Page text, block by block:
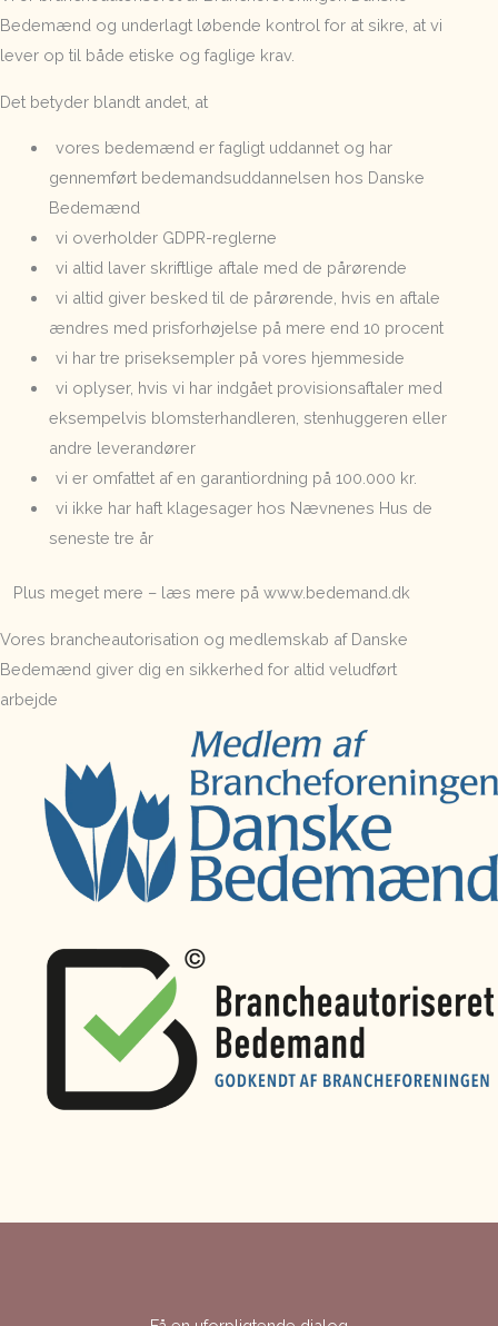
Bedemænd og underlagt løbende kontrol for at sikre, at vi
lever op til både etiske og faglige krav.
Det betyder blandt andet, at
vores bedemænd er fagligt uddannet og har
gennemført bedemandsuddannelsen hos Danske
Bedemænd
vi overholder GDPR-reglerne
vi altid laver skriftlige aftale med de pårørende
vi altid giver besked til de pårørende, hvis en aftale
ændres med prisforhøjelse på mere end 10 procent
vi har tre priseksempler på vores hjemmeside
vi oplyser, hvis vi har indgået provisionsaftaler med
eksempelvis blomsterhandleren, stenhuggeren eller
andre leverandører
vi er omfattet af en garantiordning på 100.000 kr.
vi ikke har haft klagesager hos Nævnenes Hus de
seneste tre år
Plus meget mere – læs mere på www.bedemand.dk
Vores brancheautorisation og medlemskab af Danske
Bedemænd giver dig en sikkerhed for altid veludført
arbejde